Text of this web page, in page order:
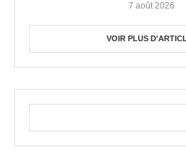
7 août 2026
VOIR PLUS